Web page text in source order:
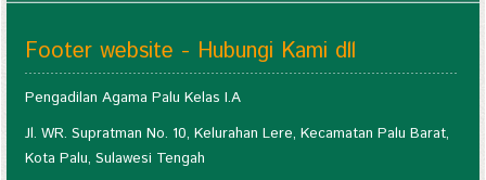
Footer website - Hubungi Kami dll
Pengadilan Agama Palu Kelas I.A
Jl. WR. Supratman No. 10, Kelurahan Lere, Kecamatan Palu Barat,
Kota Palu, Sulawesi Tengah